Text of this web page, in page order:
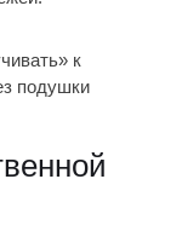
к
подушки